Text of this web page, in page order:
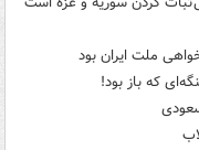
ملت ایران بود